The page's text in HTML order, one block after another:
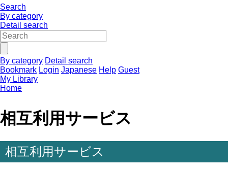
Search
By category
Detail search
By category Detail search
Bookmark Login Japanese Help Guest
My Library
Home
相互利用サービス
相互利用サービス